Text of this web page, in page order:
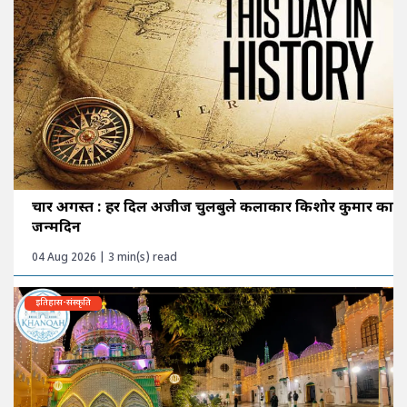
चार अगस्त : हर दिल अजीज चुलबुले कलाकार किशोर कुमार का
जन्मदिन
04 Aug 2026 | 3 min(s) read
इतिहास-संस्कृति